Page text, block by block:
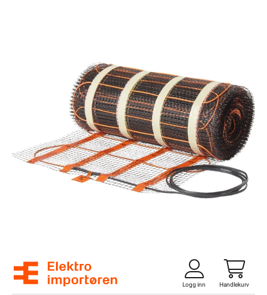
Logg inn Handlekurv